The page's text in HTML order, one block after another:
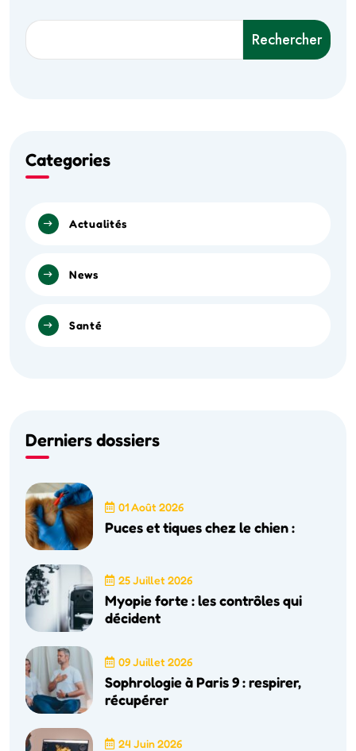
Rechercher
Categories
Actualités
News
Santé
Derniers dossiers
01 Août 2026
Puces et tiques chez le chien :
25 Juillet 2026
Myopie forte : les contrôles qui
décident
09 Juillet 2026
Sophrologie à Paris 9 : respirer,
récupérer
24 Juin 2026